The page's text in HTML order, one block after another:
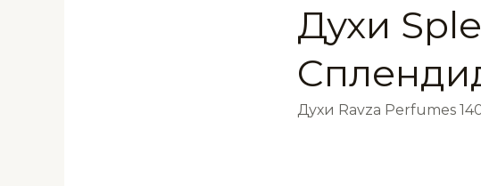
Духи
Духи Ravza Perfumes